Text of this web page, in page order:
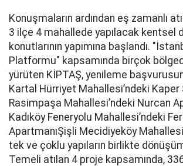
Konuşmaların ardından eş zamanlı
3 ilçe 4 mahallede yapılacak kentsel
konutlarının yapımına başlandı.
Platformu" kapsamında birçok
yürüten KİPTAŞ, yenileme
Kartal Hürriyet Mahallesi’ndeki Kaper
Rasimpaşa Mahallesi’ndeki Nurcan
Kadıköy Feneryolu Mahallesi’ndeki
ApartmanıŞişli Mecidiyeköy
tek ve çoklu yapıların birlikte
Temeli atılan 4 proje kapsamında,